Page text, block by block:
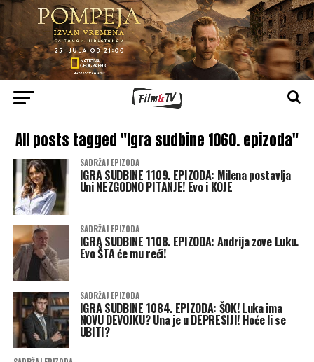
All posts tagged "Igra sudbine 1060. epizoda"
SADRŽAJ EPIZODA
IGRA SUDBINE 1109. EPIZODA: Milena postavlja
Uni NEZGODNO PITANJE! Evo i KOJE
SADRŽAJ EPIZODA
IGRA SUDBINE 1108. EPIZODA: Andrija zove Luku.
Evo ŠTA će mu reći!
SADRŽAJ EPIZODA
IGRA SUDBINE 1084. EPIZODA: ŠOK! Luka ima
NOVU DEVOJKU? Una je u DEPRESIJI! Hoće li se
UBITI?